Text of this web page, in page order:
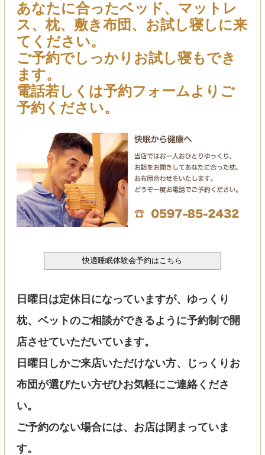
あなたに合ったベッド、マットレ
ス、枕、敷き布団、お試し寝しに来
てください。
ご予約でしっかりお試し寝もでき
ます。
電話若しくは予約フォームよりご
予約ください。
日曜日は定休日になっていますが、ゆっくり
枕、ベットのご相談ができるように予約制で開
店させていただいています。
日曜日しかご来店いただけない方、じっくりお
布団が選びたい方ぜひお気軽にご連絡くださ
い。
ご予約のない場合には、お店は閉まっていま
す。